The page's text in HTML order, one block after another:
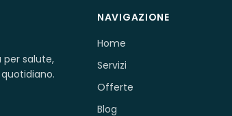
salute,
NAVIGAZIONE
Home
Servizi
Offerte
Blog